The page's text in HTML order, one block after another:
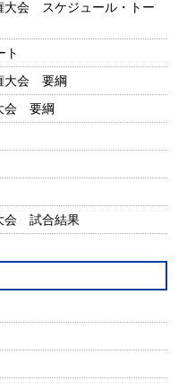
大会 スケジュール・トー
ト
大会 要綱
会 要綱
会 試合結果